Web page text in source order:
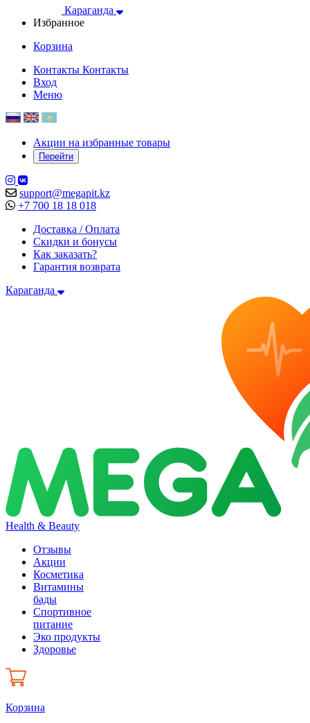
Караганда
Избранное
Корзина
Контакты Контакты
Вход
Меню
Акции на избранные товары
Перейти
support@megapit.kz
+7 700 18 18 018
Доставка / Оплата
Скидки и бонусы
Как заказать?
Гарантия возврата
Караганда
Health & Beauty
Отзывы
Акции
Косметика
Витамины
бады
Спортивное
питание
Эко продукты
Здоровье
Корзина